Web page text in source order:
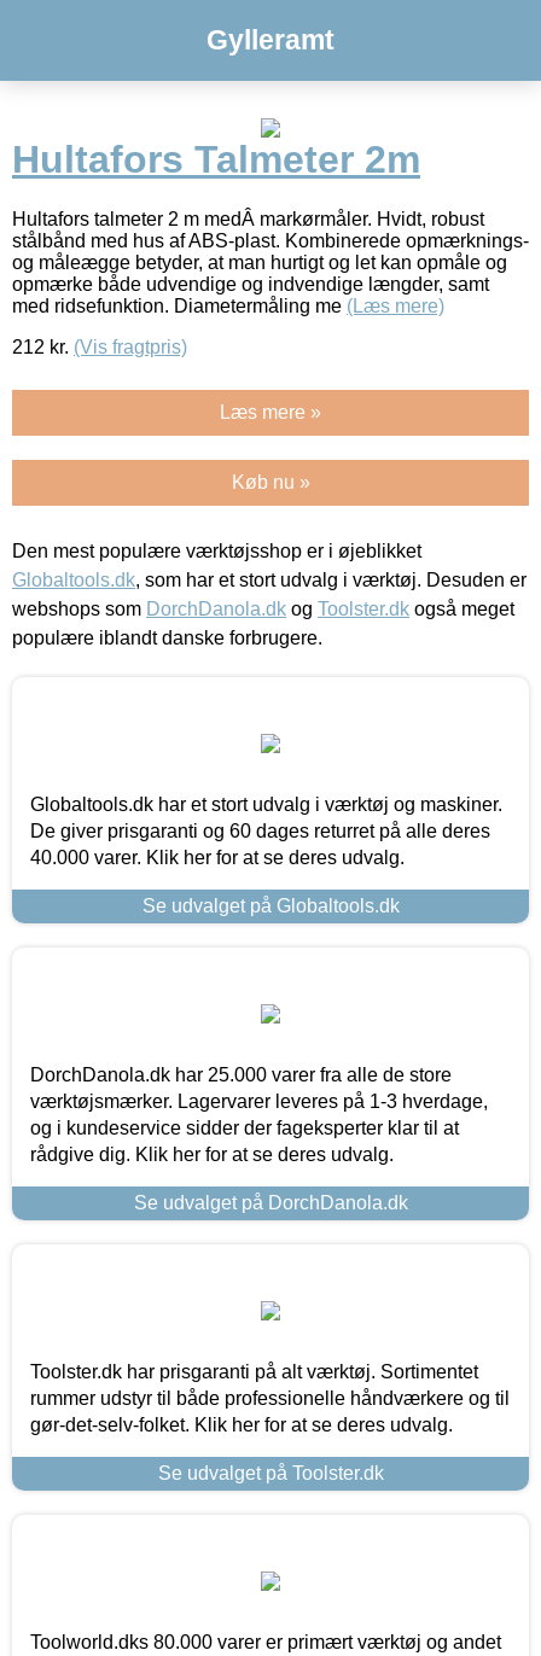
Gylleramt
Hultafors Talmeter 2m
Hultafors talmeter 2 m medÂ markørmåler. Hvidt, robust
stålbånd med hus af ABS-plast. Kombinerede opmærknings-
og måleægge betyder, at man hurtigt og let kan opmåle og
opmærke både udvendige og indvendige længder, samt
med ridsefunktion. Diametermåling me (Læs mere)
212 kr. (Vis fragtpris)
Læs mere »
Køb nu »
Den mest populære værktøjsshop er i øjeblikket
Globaltools.dk, som har et stort udvalg i værktøj. Desuden er
webshops som DorchDanola.dk og Toolster.dk også meget
populære iblandt danske forbrugere.
Globaltools.dk har et stort udvalg i værktøj og maskiner.
De giver prisgaranti og 60 dages returret på alle deres
40.000 varer. Klik her for at se deres udvalg.
Se udvalget på Globaltools.dk
DorchDanola.dk har 25.000 varer fra alle de store
værktøjsmærker. Lagervarer leveres på 1-3 hverdage,
og i kundeservice sidder der fageksperter klar til at
rådgive dig. Klik her for at se deres udvalg.
Se udvalget på DorchDanola.dk
Toolster.dk har prisgaranti på alt værktøj. Sortimentet
rummer udstyr til både professionelle håndværkere og til
gør-det-selv-folket. Klik her for at se deres udvalg.
Se udvalget på Toolster.dk
Toolworld.dks 80.000 varer er primært værktøj og andet